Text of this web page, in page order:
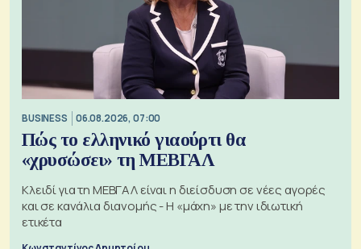
BUSINESS 06.08.2026, 07:00
Πώς το ελληνικό γιαούρτι θα
«χρυσώσει» τη ΜΕΒΓΑΛ
Κλειδί για τη ΜΕΒΓΑΛ είναι η διείσδυση σε νέες αγορές
και σε κανάλια διανομής - Η «μάχη» με την ιδιωτική
ετικέτα